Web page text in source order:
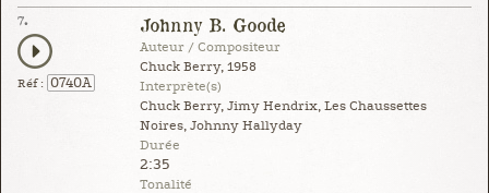
7.
Réf : 0740A
Johnny B. Goode
Auteur / Compositeur
Chuck Berry, 1958
Interprète(s)
Chuck Berry, Jimy Hendrix, Les Chaussettes
Noires, Johnny Hallyday
Durée
2:35
Tonalité